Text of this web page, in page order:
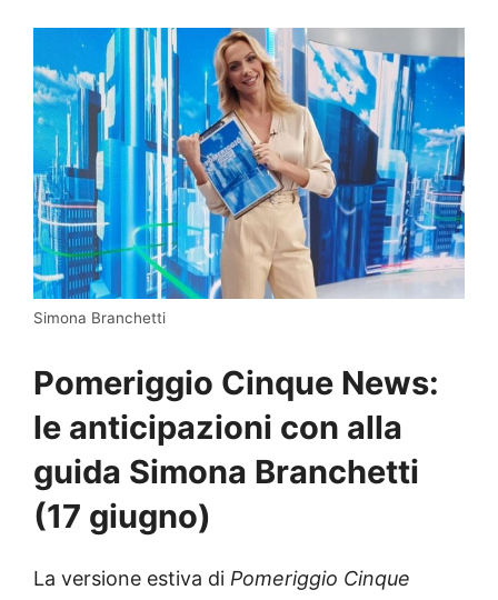
Simona Branchetti
Pomeriggio Cinque News:
le anticipazioni con alla
guida Simona Branchetti
(17 giugno)
La versione estiva di Pomeriggio Cinque